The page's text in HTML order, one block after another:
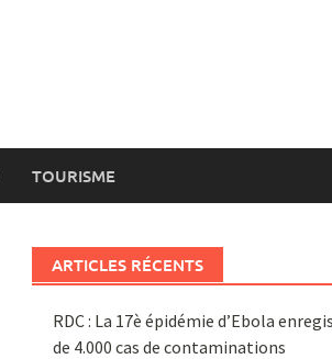
TOURISME
ARTICLES RÉCENTS
RDC : La 17è épidémie d’Ebola
de 4.000 cas de contaminations